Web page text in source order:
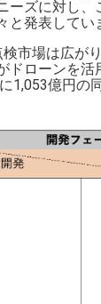
ーズに対し
と発表してい
市場は広が
ドローンを
1,053億円の